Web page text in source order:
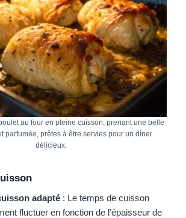
au four en pleine cuisson, prenant une belle
parfumée, prêtes à être servies pour un dîner
délicieux.
adapté : Le temps de cuisson
fluctuer en fonction de l’épaisseur de